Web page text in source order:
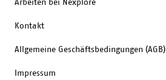
Arbeiten bei Nexplore
Kontakt
Allgemeine Geschäftsbedingungen (AGB)
Impressum